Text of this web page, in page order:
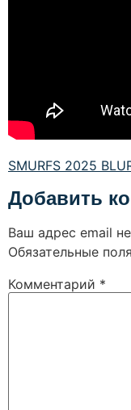
SMURFS 2025
Добавить
Ваш адрес email
Обязательные
Комментарий *